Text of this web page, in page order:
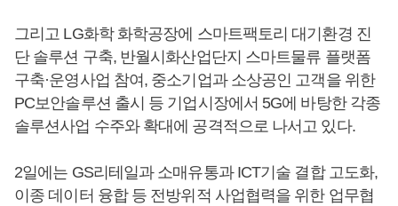
그리고 LG화학 화학공장에 스마트팩토리 대기환경 진
단 솔루션 구축, 반월시화산업단지 스마트물류 플랫폼
구축·운영사업 참여, 중소기업과 소상공인 고객을 위한
PC보안솔루션 출시 등 기업시장에서 5G에 바탕한 각종
솔루션사업 수주와 확대에 공격적으로 나서고 있다.
2일에는 GS리테일과 소매유통과 ICT기술 결합 고도화,
이종 데이터 융합 등 전방위적 사업협력을 위한 업무협